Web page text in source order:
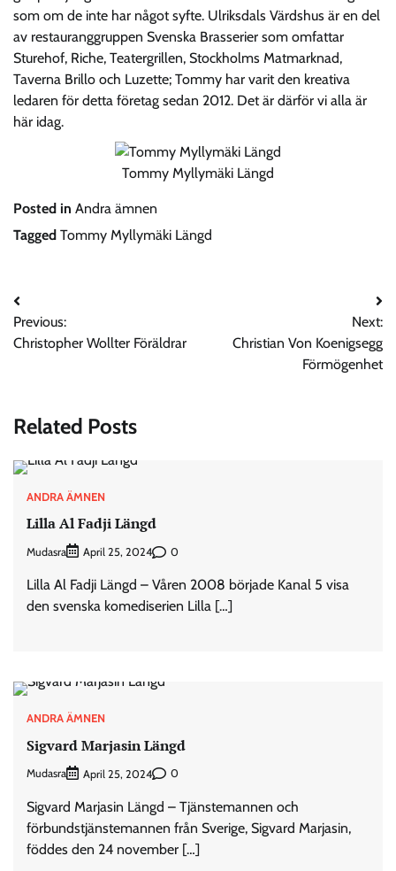
som om de inte har något syfte. Ulriksdals Värdshus är en del
av restauranggruppen Svenska Brasserier som omfattar
Sturehof, Riche, Teatergrillen, Stockholms Matmarknad,
Taverna Brillo och Luzette; Tommy har varit den kreativa
ledaren för detta företag sedan 2012. Det är därför vi alla är
här idag.
Tommy Myllymäki Längd
Posted in Andra ämnen
Tagged Tommy Myllymäki Längd
Post
navigation
Previous:
Christopher Wollter Föräldrar
Next:
Christian Von Koenigsegg
Förmögenhet
Related Posts
ANDRA ÄMNEN
Lilla Al Fadji Längd
Mudasra April 25, 2024 0
Lilla Al Fadji Längd – Våren 2008 började Kanal 5 visa
den svenska komediserien Lilla […]
ANDRA ÄMNEN
Sigvard Marjasin Längd
Mudasra April 25, 2024 0
Sigvard Marjasin Längd – Tjänstemannen och
förbundstjänstemannen från Sverige, Sigvard Marjasin,
föddes den 24 november […]